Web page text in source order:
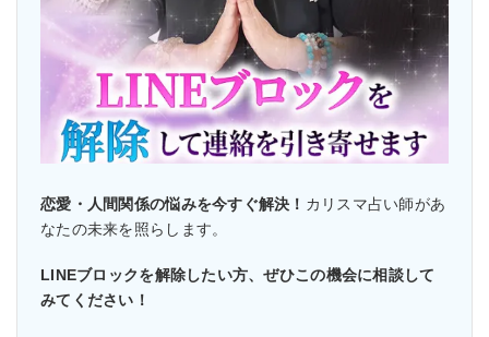
恋愛・人間関係の悩みを今すぐ解決！ カリスマ占い師があ
なたの未来を照らします。
LINEブロックを解除したい方、ぜひこの機会に相談して
みてください！